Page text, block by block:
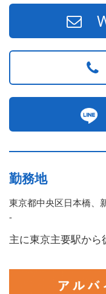
勤務地
東京都中央区日本橋、
-
主に東京主要駅から